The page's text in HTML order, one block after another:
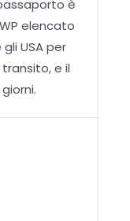
è
elencato
USA per
e il